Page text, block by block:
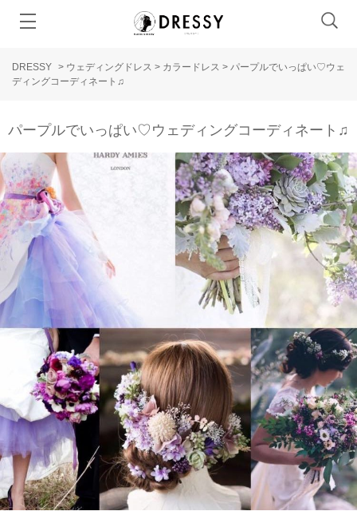
DRESSY > ウェディングドレス > カラードレス > パープルでいっぱい♡ウェ
ディングコーディネート♫
パープルでいっぱい♡ウェディングコーディネート♫